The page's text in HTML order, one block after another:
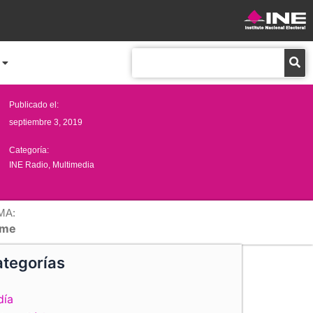
Publicado el:
septiembre 3, 2019
Categoría:
INE Radio Multimedia